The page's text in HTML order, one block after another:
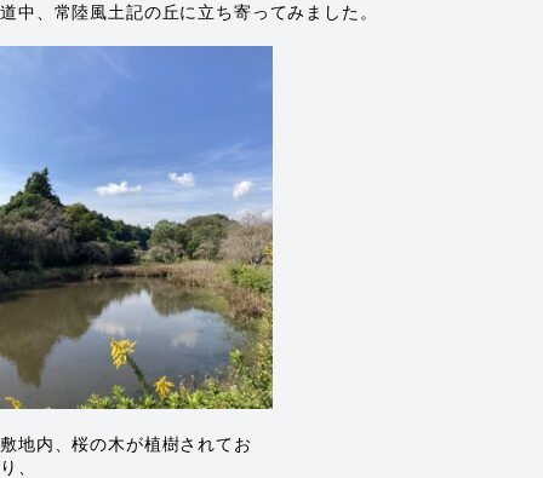
道中、常陸風土記の丘に立ち寄ってみました。
敷地内、桜の木が植樹されてお
り、